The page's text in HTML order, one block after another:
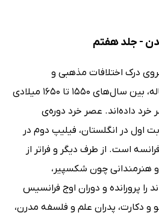
- جلد هفتم
درک اختلافات مذهبی و
پیشرفت‌های علمی صدساله، بین سال‌های 1550 تا 1650 میلادی
داده‌اند. عصر خرد دوره‌ی
اول در انگلستان، فیلیپ دوم در
است. از طرف دیگر و فراتر از
هنرمندانی چون شکسپیر،
را پرورانده و دوران اوج فرانسیس
و دکارت، پدران علم و فلسفه مدرن،